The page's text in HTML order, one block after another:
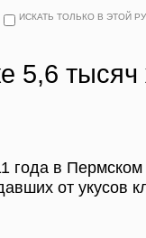
ИСКАТЬ ТОЛЬКО В ЭТОЙ
5,6 тысяч
года в Пермском
от укусов